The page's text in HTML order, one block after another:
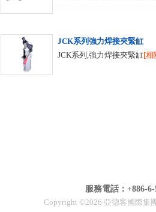
JCK系列強力焊接夾緊缸
JCK系列,強力焊接夾緊缸[相
服務電話：+886-6-
Copyright ©2026 亞德客國際集